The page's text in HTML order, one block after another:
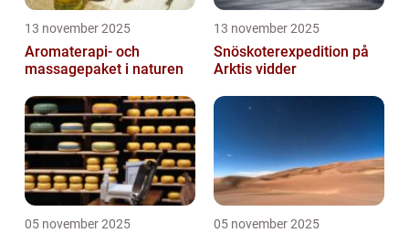
13 november 2025
Aromaterapi- och
massagepaket i naturen
13 november 2025
Snöskoterexpedition på
Arktis vidder
05 november 2025 05 november 2025